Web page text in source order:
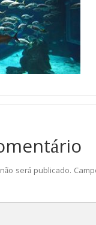
será publicado.